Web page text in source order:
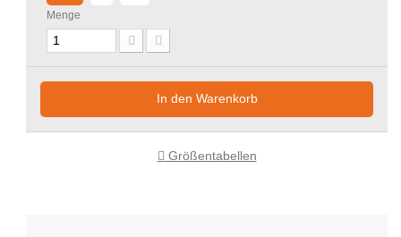
Menge
In den Warenkorb
Größentabellen